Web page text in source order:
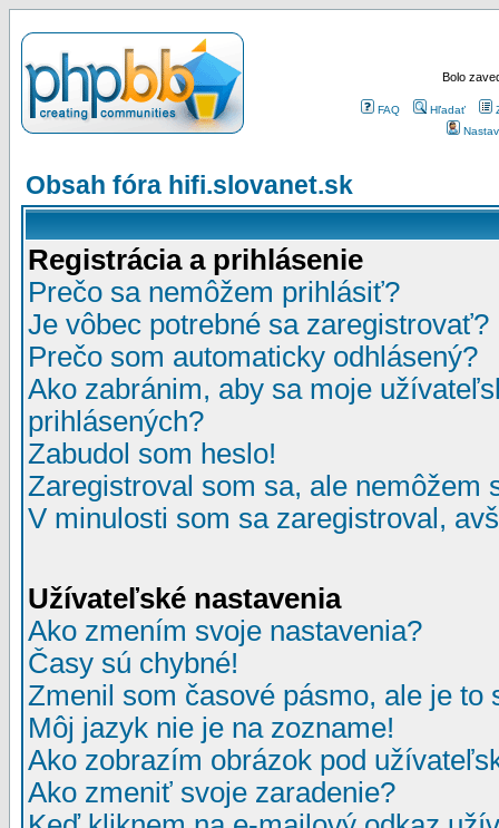
Bolo
FAQ Hľadať
Obsah fóra hifi.slovanet.sk
Registrácia a prihlásenie
Prečo sa nemôžem prihlásiť?
Je vôbec potrebné sa zaregistrovať?
Prečo som automaticky odhlásený?
Ako zabránim, aby sa moje
prihlásených?
Zabudol som heslo!
Zaregistroval som sa, ale nemôžem
V minulosti som sa zaregistroval,
Užívateľské nastavenia
Ako zmením svoje nastavenia?
Časy sú chybné!
Zmenil som časové pásmo, ale je to
Môj jazyk nie je na zozname!
Ako zobrazím obrázok pod
Ako zmeniť svoje zaradenie?